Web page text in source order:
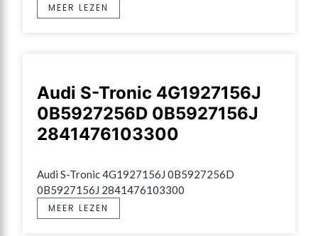
MEER LEZEN
Audi S-Tronic 4G1927156J
0B5927256D 0B5927156J
2841476103300
Audi S-Tronic 4G1927156J 0B5927256D
0B5927156J 2841476103300
MEER LEZEN